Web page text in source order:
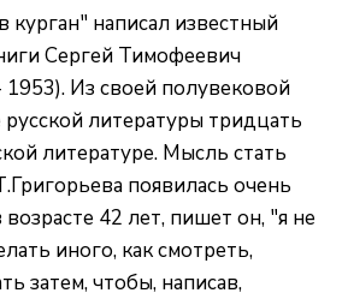
написал известный
Сергей Тимофеевич
Из своей полувековой
литературы тридцать
литературе. Мысль стать
появилась очень
42 лет, пишет он, "я не
иного, как смотреть,
затем, чтобы, написав,